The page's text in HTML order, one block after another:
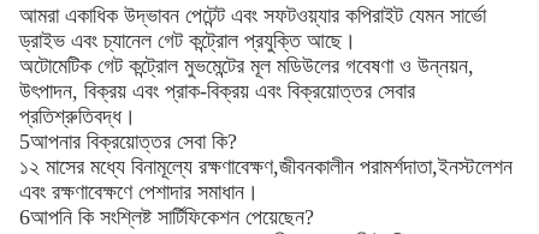
আমরা একাধিক উদ্ভাবন পেটেন্ট এবং সফটওয়্যার কপিরাইট যেমন সার্ভো
ড্রাইভ এবং চ্যানেল গেট কন্ট্রোল প্রযুক্তি আছে।
অটোমেটিক গেট কন্ট্রোল মুভমেন্টের মূল মডিউলের গবেষণা ও উন্নয়ন,
উৎপাদন, বিক্রয় এবং প্রাক-বিক্রয় এবং বিক্রয়োত্তর সেবার
প্রতিশ্রুতিবদ্ধ।
5আপনার বিক্রয়োত্তর সেবা কি?
১২ মাসের মধ্যে বিনামূল্যে রক্ষণাবেক্ষণ,জীবনকালীন পরামর্শদাতা,ইনস্টলেশন
এবং রক্ষণাবেক্ষণে পেশাদার সমাধান।
6আপনি কি সংশ্লিষ্ট সার্টিফিকেশন পেয়েছেন?